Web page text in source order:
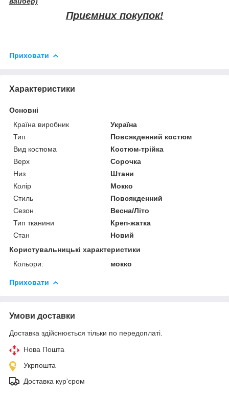
Приємних покупок!
Приховати
Характеристики
Основні
Країна виробник
Україна
Тип
Повсякденний костюм
Вид костюма
Костюм-трійка
Верх
Сорочка
Низ
Штани
Колір
Мокко
Стиль
Повсякденний
Сезон
Весна/Літо
Тип тканини
Креп-жатка
Стан
Новий
Користувальницькі характеристики
Кольори:
мокко
Приховати
Умови доставки
Доставка здійснюється тільки по передоплаті.
Нова Пошта
Укрпошта
Доставка кур'єром